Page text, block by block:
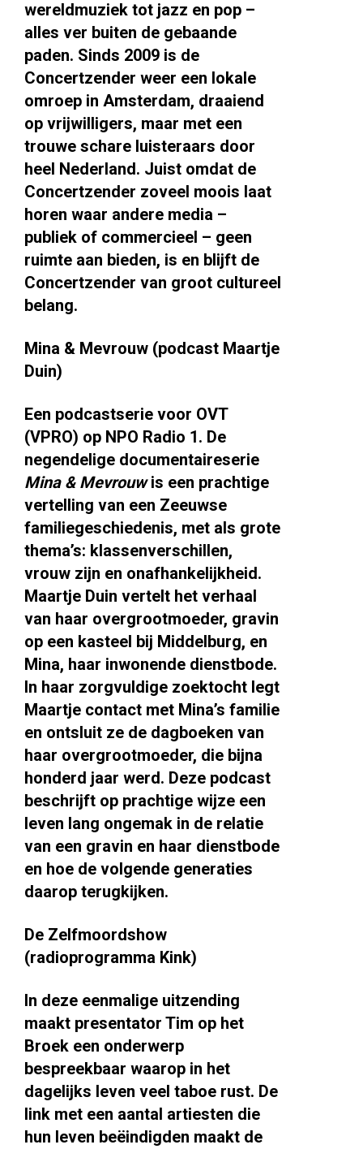
wereldmuziek tot jazz en pop –
alles ver buiten de gebaande
paden. Sinds 2009 is de
Concertzender weer een lokale
omroep in Amsterdam, draaiend
op vrijwilligers, maar met een
trouwe schare luisteraars door
heel Nederland. Juist omdat de
Concertzender zoveel moois laat
horen waar andere media –
publiek of commercieel – geen
ruimte aan bieden, is en blijft de
Concertzender van groot cultureel
belang.
Mina & Mevrouw (podcast Maartje
Duin)
Een podcastserie voor OVT
(VPRO) op NPO Radio 1. De
negendelige documentaireserie
Mina & Mevrouwis een prachtige
vertelling van een Zeeuwse
familiegeschiedenis, met als grote
thema’s: klassenverschillen,
vrouw zijn en onafhankelijkheid.
Maartje Duin vertelt het verhaal
van haar overgrootmoeder, gravin
op een kasteel bij Middelburg, en
Mina, haar inwonende dienstbode.
In haar zorgvuldige zoektocht legt
Maartje contact met Mina’s familie
en ontsluit ze de dagboeken van
haar overgrootmoeder, die bijna
honderd jaar werd. Deze podcast
beschrijft op prachtige wijze een
leven lang ongemak in de relatie
van een gravin en haar dienstbode
en hoe de volgende generaties
daarop terugkijken.
De Zelfmoordshow
(radioprogramma Kink)
In deze eenmalige uitzending
maakt presentator Tim op het
Broek een onderwerp
bespreekbaar waarop in het
dagelijks leven veel taboe rust. De
link met een aantal artiesten die
hun leven beëindigden maakt de